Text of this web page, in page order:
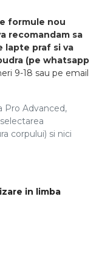
formule nou
recomandam sa
praf si va
(pe whatsapp
9-18 sau pe email
Pro Advanced,
corpului) si nici
in limba